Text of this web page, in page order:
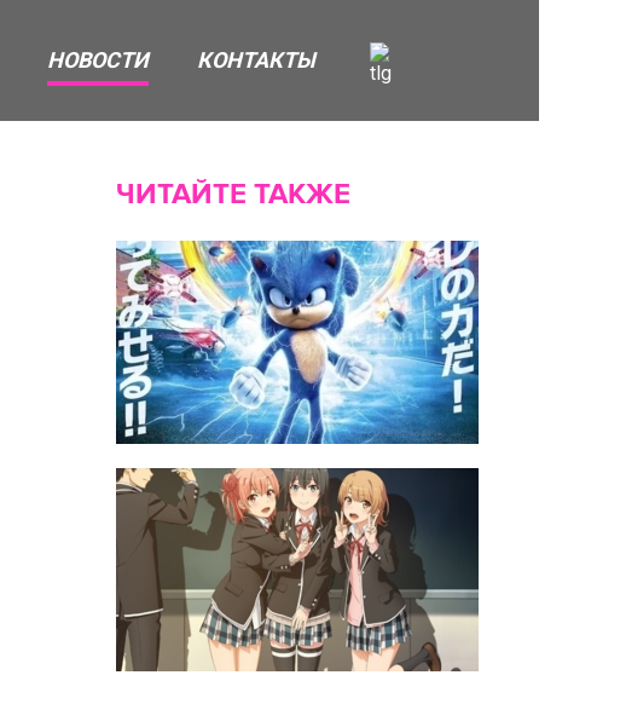
НОВОСТИ КОНТАКТЫ
ЧИТАЙТЕ ТАКЖЕ